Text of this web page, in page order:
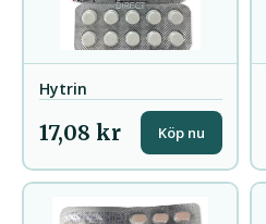
Hytrin
17,08 kr Köp nu